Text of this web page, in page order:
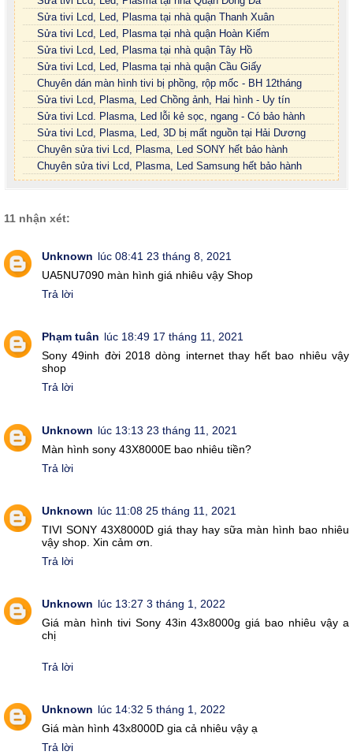
Sửa tivi Lcd, Led, Plasma tại nhà quận Thanh Xuân
Sửa tivi Lcd, Led, Plasma tại nhà quận Hoàn Kiếm
Sửa tivi Lcd, Led, Plasma tại nhà quận Tây Hồ
Sửa tivi Lcd, Led, Plasma tại nhà quận Cầu Giấy
Chuyên dán màn hình tivi bị phồng, rộp mốc - BH 12tháng
Sửa tivi Lcd, Plasma, Led Chồng ảnh, Hai hình - Uy tín
Sửa tivi Lcd. Plasma, Led lỗi kẻ sọc, ngang - Có bảo hành
Sửa tivi Lcd, Plasma, Led, 3D bị mất nguồn tại Hải Dương
Chuyên sửa tivi Lcd, Plasma, Led SONY hết bảo hành
Chuyên sửa tivi Lcd, Plasma, Led Samsung hết bảo hành
11 nhận xét:
Unknown lúc 08:41 23 tháng 8, 2021
UA5NU7090 màn hình giá nhiêu vậy Shop
Trả lời
Phạm tuân lúc 18:49 17 tháng 11, 2021
Sony 49inh đời 2018 dòng internet thay hết bao nhiêu vậy
shop
Trả lời
Unknown lúc 13:13 23 tháng 11, 2021
Màn hình sony 43X8000E bao nhiêu tiền?
Trả lời
Unknown lúc 11:08 25 tháng 11, 2021
TIVI SONY 43X8000D giá thay hay sữa màn hình bao nhiêu
vậy shop. Xin cảm ơn.
Trả lời
Unknown lúc 13:27 3 tháng 1, 2022
Giá màn hình tivi Sony 43in 43x8000g giá bao nhiêu vậy a
chị
Trả lời
Unknown lúc 14:32 5 tháng 1, 2022
Giá màn hình 43x8000D gia cả nhiêu vậy ạ
Trả lời